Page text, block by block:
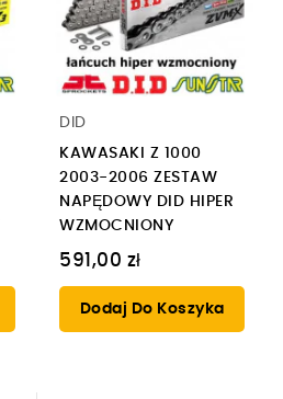
DID
KAWASAKI Z 1000
2003-2006 ZESTAW
NAPĘDOWY DID HIPER
WZMOCNIONY
591,00 zł
Dodaj Do Koszyka